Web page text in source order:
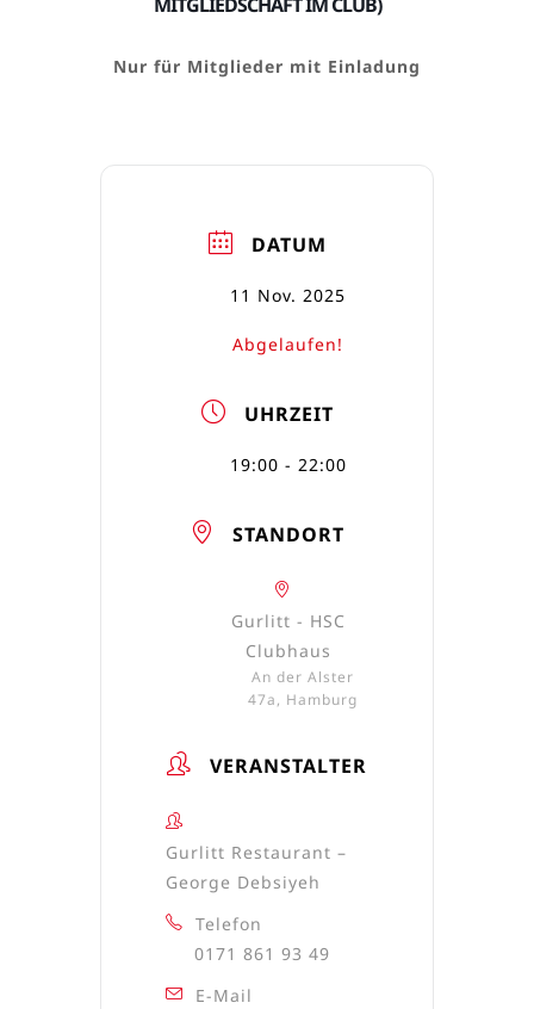
Nur für Mitglieder mit Einladung
DATUM
11 Nov. 2025
Abgelaufen!
UHRZEIT
19:00 - 22:00
STANDORT
Gurlitt - HSC
Clubhaus
An der Alster
47a, Hamburg
VERANSTALTER
Gurlitt Restaurant –
George Debsiyeh
Telefon
0171 861 93 49
E-Mail